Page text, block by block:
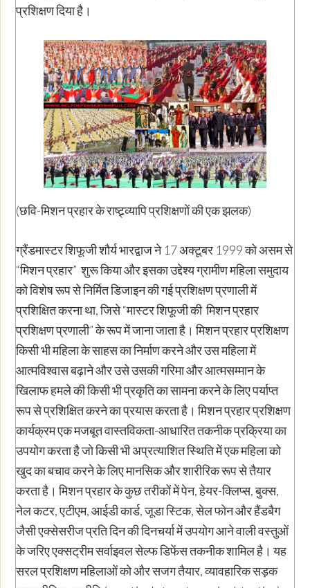
प्रशिक्षण दिया है।
(छवि-मिशन प्रहार के राष्ट्र्व्यापि प्रशिक्षणों की एक झलक)
ग्रैंडमास्टर शिफूजी शौर्य भारद्वाज ने 17 अक्टूबर 1999 को असम से
“मिशन प्रहार” शुरू किया और इसका उद्देश्य ग्रामीण महिला समुदाय
को विशेष रूप से निर्मित डिजाइन की गई प्रशिक्षण प्रणाली में
प्रशिक्षित करना था, जिसे “मास्टर शिफूजी की मिशन प्रहार
प्रशिक्षण प्रणाली” के रूप में जाना जाता है। मिशन प्रहार प्रशिक्षण
किसी भी महिला के साहस का निर्माण करने और उस महिला में
आत्मविश्वास बढ़ाने और उसे उसकी गरिमा और आत्मसम्मान के
खिलाफ हमले की किसी भी प्रकृति का सामना करने के लिए पर्याप्त
रूप से प्रशिक्षित करने का प्रयास करता है। मिशन प्रहार प्रशिक्षण
कार्यक्रम एक मजबूत वास्तविकता-आधारित तकनीक प्रक्रिया का
उपयोग करता है जो किसी भी अप्रत्याशित स्थिति में एक महिला को
खुद का बचाव करने के लिए मानसिक और शारीरिक रूप से तैयार
करता है। मिशन प्रहार के कुछ तरीकों में पेन, हेयर-क्लिप्स, बुक्स,
नेल कटर, एटीएम, आईडी कार्ड, जूडा स्टिक, सेल फोन और हैंडबैग
जैसी एक्सेसरीज प्रति दिन की दिनचर्या में उपयोग आने वाली वस्तुओं
के जरिए एक्सट्रीम सर्वाइवल सेल्फ डिफेंस तकनीक शामिल है। यह
सरल प्रशिक्षण महिलाओं को और सजग तैयार, व्यावहारिक सड़क